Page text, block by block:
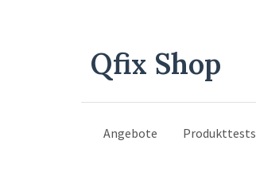
Qfix Shop
Angebote Produkttests